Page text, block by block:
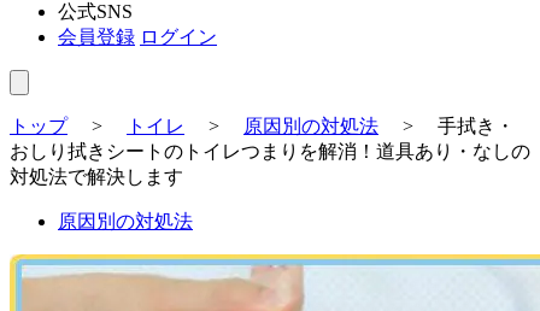
公式SNS
会員登録 ログイン
トップ> トイレ > 原因別の対処法 > 手拭き・
おしり拭きシートのトイレつまりを解消！道具あり・なしの
対処法で解決します
原因別の対処法